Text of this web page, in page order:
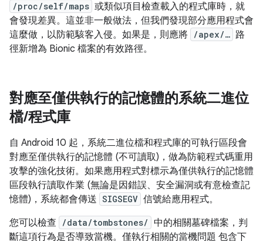
/proc/self/maps 或類似項目檢查載入的程式庫時，就
會發現差異。這並非一般做法，但我們發現部分應用程式會
這麼做，以防範駭客入侵。如果是，則應將 /apex/… 路
徑新增為 Bionic 檔案的有效路徑。
對應至僅供執行的記憶體的系統二進位
檔/程式庫
自 Android 10 起，系統二進位檔和程式庫的可執行區段會
對應至僅供執行的記憶體 (不可讀取)，做為防範程式碼重用
攻擊的強化技術。如果應用程式對標示為僅供執行的記憶體
區段執行讀取作業 (無論是因錯誤、安全漏洞或有意檢查記
憶體)，系統都會傳送 SIGSEGV 信號給應用程式。
您可以檢查
/data/tombstones/ 中的相關墓碑檔案，判
斷這項行為是否導致當機。僅執行相關的當機問題 包含下